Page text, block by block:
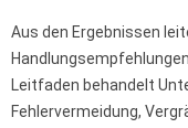
Aus den Ergebnissen
Leitfaden behandelt
Fehlervermeidung,